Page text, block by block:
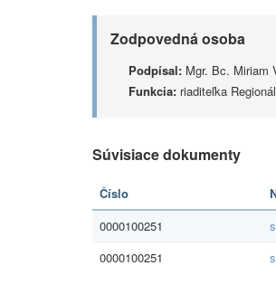
Zodpovedná osoba
Podpísal: Mgr. Bc. Miriam
Funkcia: riaditeľka
Súvisiace dokumenty
Číslo
0000100251
0000100251